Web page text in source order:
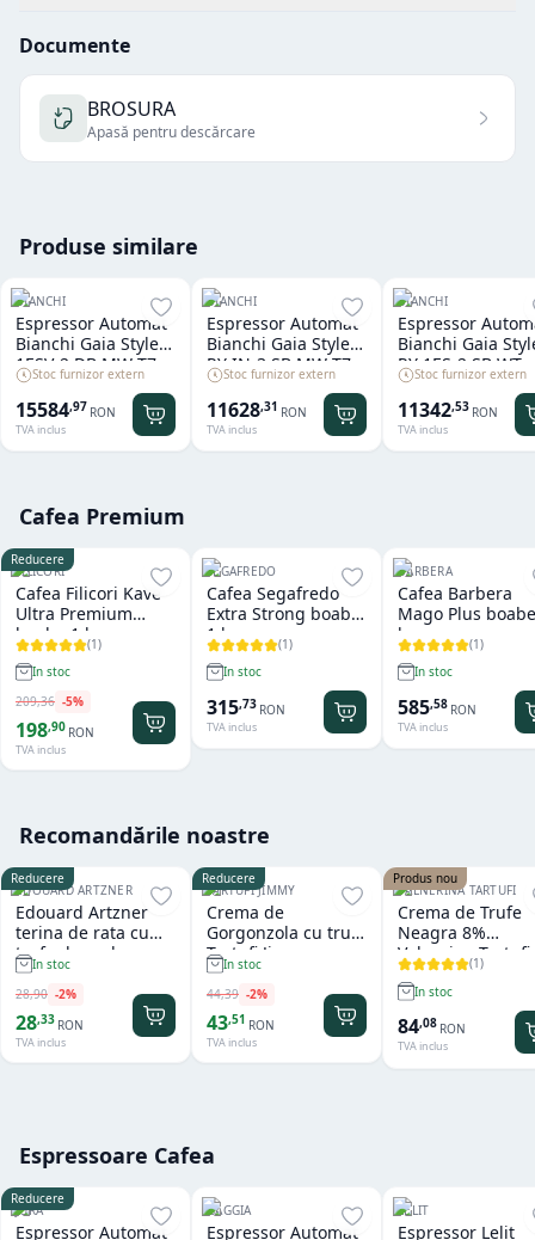
Documente
BROSURA
Apasă pentru descărcare
Produse similare
BIANCHI
Espressor Automat
Bianchi Gaia Style
1ESV-2 DB MW T7
FV HORECA
Stoc furnizor extern
15584,97 RON
TVA inclus
BIANCHI
Espressor Automat
Bianchi Gaia Style
RY IN-3 SB MW T7
FVStoc furnizor extern
11628,31 RON
TVA inclus
BIANCHI
Espressor
Bianchi Gaia
RY 1ES-2 SB WT
EASY FV
Stoc furnizor extern
11342,53 RON
TVA inclus
Cafea Premium
Reducere
FILICORI
Cafea Filicori Kave
Ultra Premium
boabe 1 kg
(1)
In stoc
209,36 -5%
198,90 RON
TVA inclus
SEGAFREDO
Cafea Segafredo
Extra Strong boabe
1 kg
(1)
In stoc
315,73 RON
TVA inclus
BARBERA
Cafea Barbera
Mago Plus
kg
(1)
In stoc
585,58 RON
TVA inclus
Recomandările noastre
Reducere
EDOUARD ARTZNER
Edouard Artzner
terina de rata cu
trufe de padure
100g
In stoc
28,90 -2%
28,33 RON
TVA inclus
Reducere
TARTUFI JIMMY
Crema de
Gorgonzola cu trufe
Tartufi Jimmy
In stoc
44,39 -2%
43,51 RON
TVA inclus
Produs nou
VALNERINA TARTUFI
Crema de Trufe
Neagra 8%
Valnerina Tartufi
500 gr
(1)
In stoc
84,08 RON
TVA inclus
Espressoare Cafea
Reducere
JURA
Espressor Automat
GAGGIA
Espressor Automat
LELIT
Espressor Lelit